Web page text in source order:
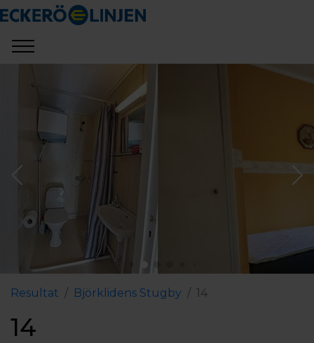
Resultat Björklidens Stugby 14
14